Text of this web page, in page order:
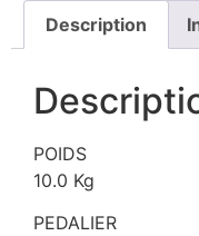
Description
POIDS
10.0 Kg
PEDALIER